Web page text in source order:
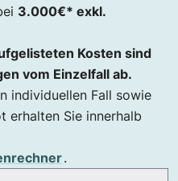
3.000€* exkl.
Kosten sind
vom Einzelfall ab.
individuellen Fall sowie
erhalten Sie innerhalb
.